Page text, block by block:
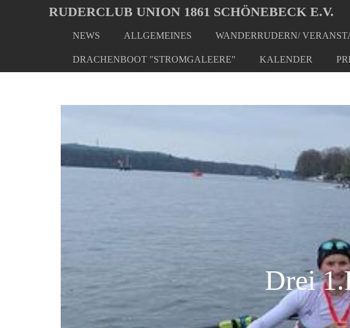
Oops, an error occurred! Code: 2026080818115860290199
main
RUDERCLUB UNION 1861 SCHÖNEBECK E.V.
NEWS ALLGEMEINES WANDERRUDERN/
DRACHENBOOT "STROMGALEERE" KALENDER
Drei